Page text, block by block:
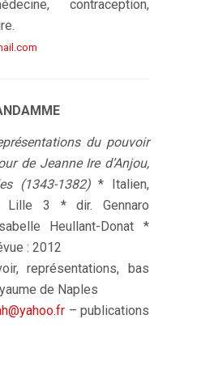
contraception,
du pouvoir
de Jeanne Ire d’Anjou,
(1343-1382)* Italien,
Lille 3 * dir. Gennaro
Heullant-Donat *
: 2012
représentations, bas
de Naples
– publications